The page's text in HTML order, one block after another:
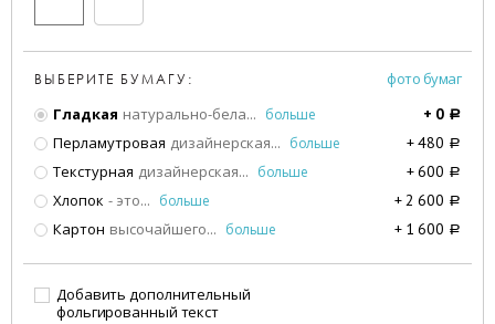
ВЫБЕРИТЕ БУМАГУ:
фото бумаг
Гладкая натурально-бела... больше + 0 a
Перламутровая дизайнерская... больше + 480 a
Текстурная дизайнерская... больше + 600 a
Хлопок - это... больше + 2 600 a
Картон высочайшего... больше + 1 600 a
Добавить дополнительный
фольгированный текст